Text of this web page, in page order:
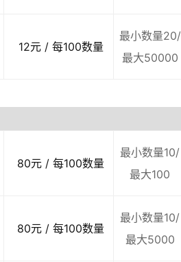
12元 / 每100数量
最小数量20/
最大50000
80元 / 每100数量
最小数量10/
最大100
80元 / 每100数量
最小数量10/
最大5000